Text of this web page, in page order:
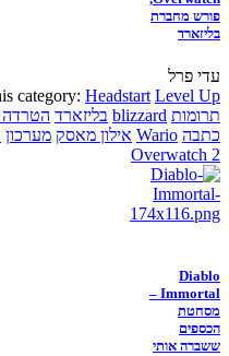
פורש מחברת
בליזארד
עדי פרל
category: Headstart Level Up
תרומות blizzard בליזארד הטרדה
כתבה Wario אילון מאסק מערכון
Overwatch 2
Diablo
Immortal –
מסחטת
הכספים
ששברה אותי